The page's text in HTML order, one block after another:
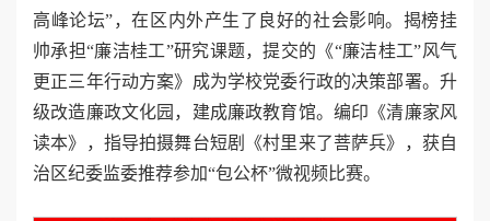
高峰论坛”，在区内外产生了良好的社会影响。揭榜挂
帅承担“廉洁桂工”研究课题，提交的《“廉洁桂工”风气
更正三年行动方案》成为学校党委行政的决策部署。升
级改造廉政文化园，建成廉政教育馆。编印《清廉家风
读本》，指导拍摄舞台短剧《村里来了菩萨兵》，获自
治区纪委监委推荐参加“包公杯”微视频比赛。